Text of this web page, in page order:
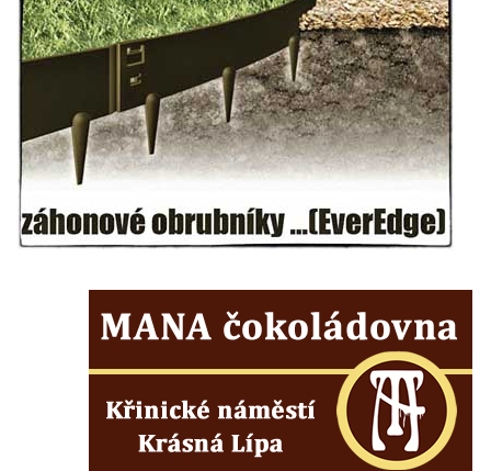
Hrob vojáků Rudé armády na hřbitově v
Hrob Jiřího Dovhomilji na hřbitově v
Račicích
Hrob Antonína Medáčka na hřbitově v
Račicích
Hrob Josefa Moravce a Miroslava Moravce
na hřbitově v Dobříni
Pomník obětem 1. světové války v Lužici
hřbitově v Lužici
Kenotaf Emila Miksche na hřbitově v Lužici